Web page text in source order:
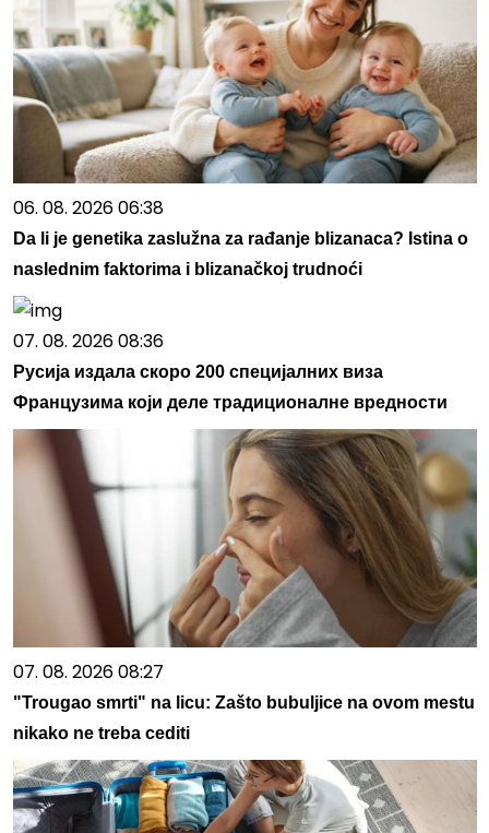
06. 08. 2026 06:38
Da li je genetika zaslužna za rađanje blizanaca? Istina o
naslednim faktorima i blizanačkoj trudnoći
07. 08. 2026 08:36
Русија издала скоро 200 специјалних виза
Французима који деле традиционалне вредности
07. 08. 2026 08:27
"Trougao smrti" na licu: Zašto bubuljice na ovom mestu
nikako ne treba cediti